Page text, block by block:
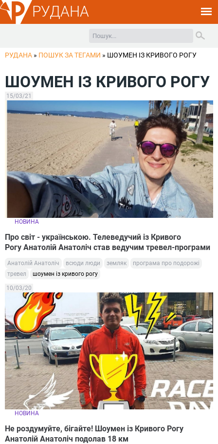
РУДАНА
РУДАНА » ПОШУК ЗА ТЕГАМИ » ШОУМЕН ІЗ КРИВОГО РОГУ
ШОУМЕН ІЗ КРИВОГО РОГУ
15/03/21
НОВИНА
Про світ - українською. Телеведучий із Кривого
Рогу Анатолій Анатоліч став ведучим тревел-програми
Анатолій Анатоліч всюди люди земляк
програма про подорожі
тревел
шоумен із кривого рогу
10/03/20
НОВИНА
Не роздумуйте, бігайте! Шоумен із Кривого Рогу
Анатолій Анатоліч подолав 18 км